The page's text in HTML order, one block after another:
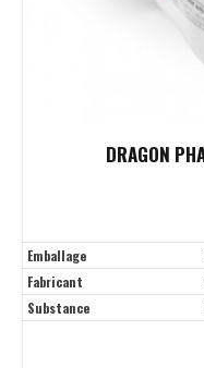
DRAGON
Emballage
Fabricant
Substance